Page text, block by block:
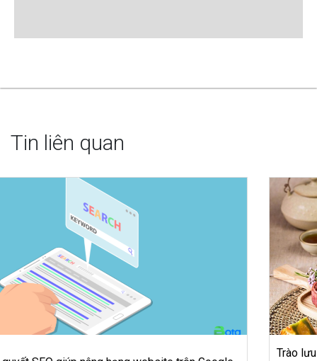
Tin liên quan
Trào lưu kinh doanh online bánh trung thu handmade